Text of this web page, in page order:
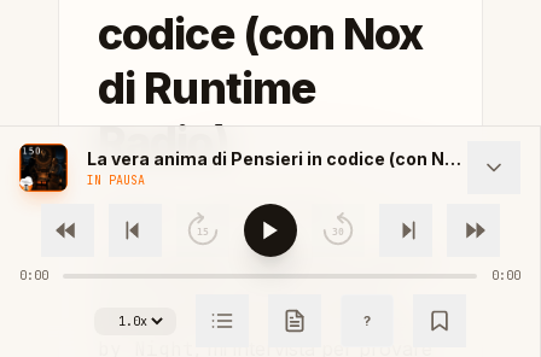
codice (con Nox
di Runtime
Radio)
#intelligenza artificiale
Per festeggiare i 150 episodi, stavolta
Nox, speaker artificiale di
Runtime
La vera anima di Pensieri in codice (con Nox di Runtime Radio)
IN PAUSA
15 30
0:00 0:00
Velocità di riproduzione
?